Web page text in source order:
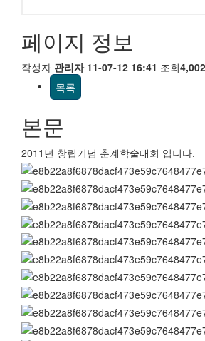
페이지 정보
작성자 관리자 11-07-12 16:41 조회
목록
본문
2011년 창립기념 춘계학술대회 입니다.